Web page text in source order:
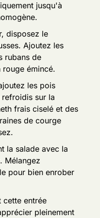
jusqu'à
disposez le
Ajoutez les
rubans de
émincé.
les pois
sur la
frais ciselé et des
de courge
la salade avec la
Mélangez
pour bien enrober
cette entrée
pleinement